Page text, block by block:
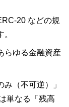
20 などの規
らゆる金融資産
（不可逆）」
単なる「残高